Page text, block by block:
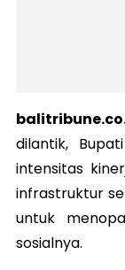
dilantik,
intensitas
infrastruktur
untuk
sosialnya.